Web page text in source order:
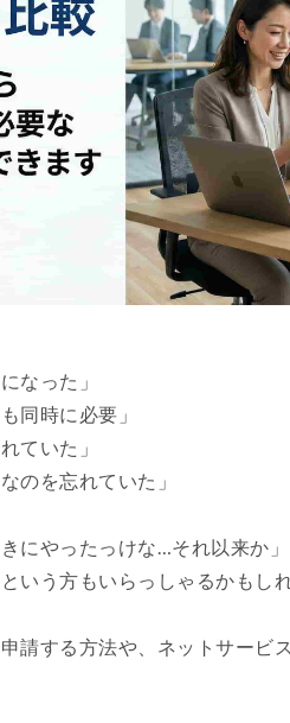
なった」
同時に必要」
ていた」
のを忘れていた」
にやったっけな…それ以来か」
いう方もいらっしゃるかもしれ
請する方法や、ネットサービ